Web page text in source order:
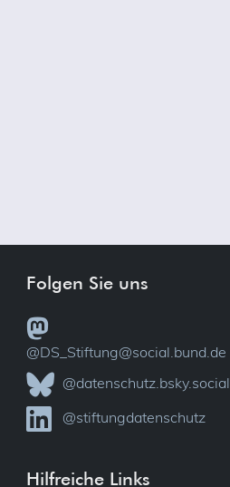
Folgen Sie uns
@DS_Stiftung@social.bund.de
@datenschutz.bsky.social
@stiftungdatenschutz
Hilfreiche Links